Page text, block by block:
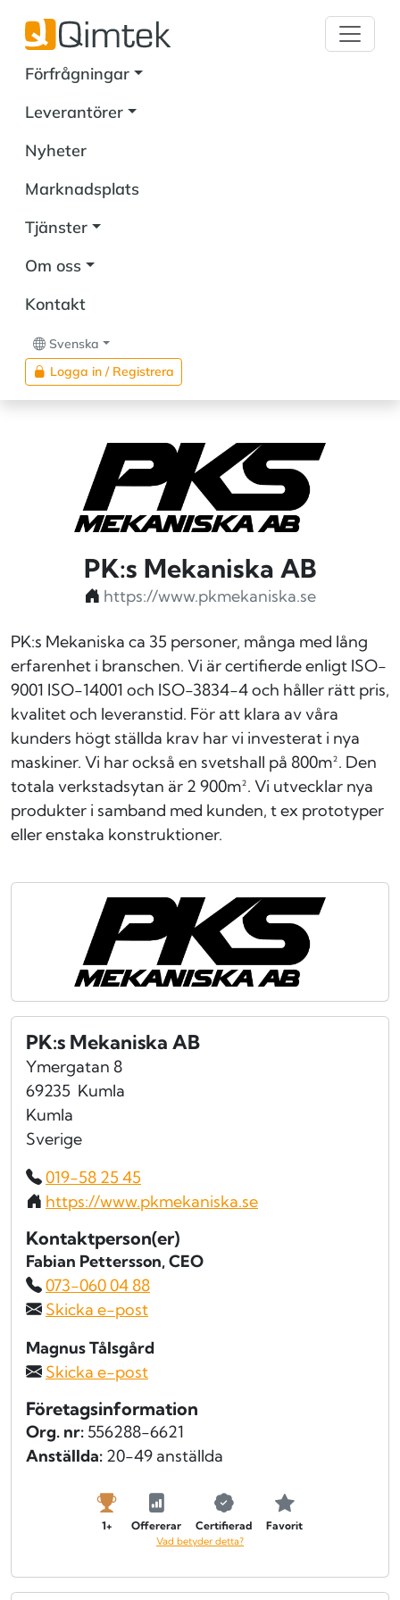
Förfrågningar
Leverantörer
Nyheter
Marknadsplats
Tjänster
Om oss
Kontakt
Svenska
Logga in / Registrera
PK:s Mekaniska AB
https://www.pkmekaniska.se
PK:s Mekaniska ca 35 personer, många med lång
erfarenhet i branschen. Vi är certifierde enligt ISO-
9001 ISO-14001 och ISO-3834-4 och håller rätt pris,
kvalitet och leveranstid. För att klara av våra
kunders högt ställda krav har vi investerat i nya
maskiner. Vi har också en svetshall på 800m². Den
totala verkstadsytan är 2 900m². Vi utvecklar nya
produkter i samband med kunden, t ex prototyper
eller enstaka konstruktioner.
PK:s Mekaniska AB
Ymergatan 8
69235 Kumla
Kumla
Sverige
019-58 25 45
https://www.pkmekaniska.se
Kontaktperson(er)
Fabian Pettersson, CEO
073-060 04 88
Skicka e-post
Magnus Tålsgård
Skicka e-post
Företagsinformation
Org. nr: 556288-6621
Anställda: 20-49 anställda
1+ Offererar Certifierad Favorit
Vad betyder detta?